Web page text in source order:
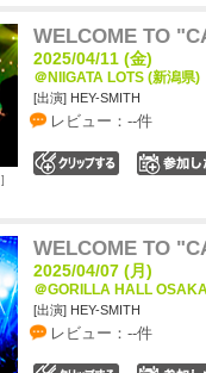
WELCOME TO
2025/04/11 (金)
＠NIIGATA LOTS (新潟県)
[出演] HEY-SMITH
レビュー：--件
WELCOME TO
2025/04/07 (月)
＠GORILLA HALL
[出演] HEY-SMITH
レビュー：--件